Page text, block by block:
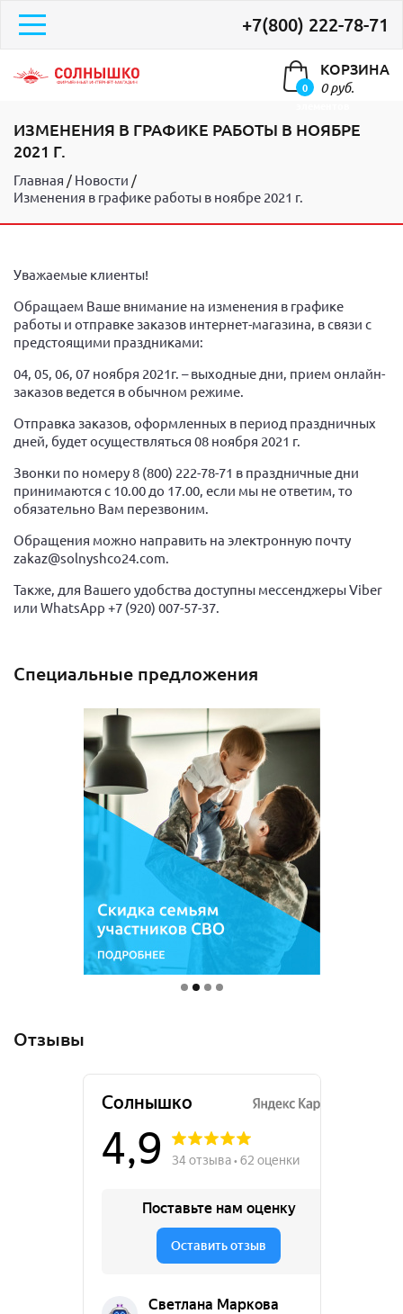
+7(800) 222-78-71
0
КОРЗИНА
0 руб.
ИЗМЕНЕНИЯ В ГРАФИКЕ РАБОТЫ В НОЯБРЕ
2021 Г.
Главная
Новости
Изменения в графике работы в ноябре 2021 г.
Уважаемые клиенты!
Обращаем Ваше внимание на изменения в графике
работы и отправке заказов интернет-магазина, в связи с
предстоящими праздниками:
04, 05, 06, 07 ноября 2021г. – выходные дни, прием онлайн-
заказов ведется в обычном режиме.
Отправка заказов, оформленных в период праздничных
дней, будет осуществляться 08 ноября 2021 г.
Звонки по номеру 8 (800) 222-78-71 в праздничные дни
принимаются с 10.00 до 17.00, если мы не ответим, то
обязательно Вам перезвоним.
Обращения можно направить на электронную почту
zakaz@solnyshco24.com.
Также, для Вашего удобства доступны мессенджеры Viber
или WhatsApp +7 (920) 007-57-37.
Специальные предложения
Отзывы